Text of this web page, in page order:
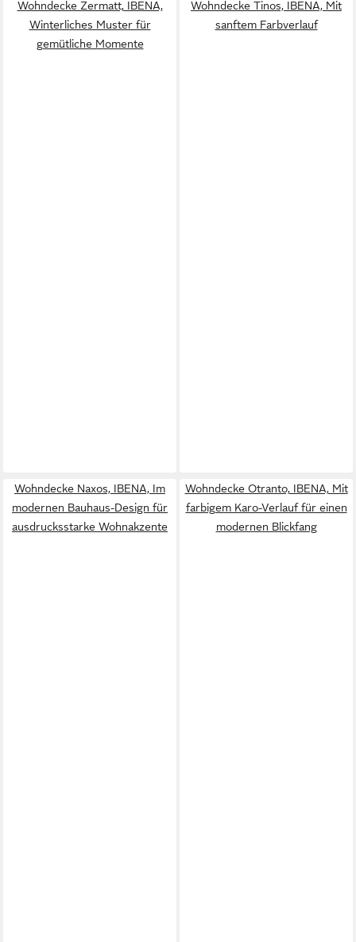
Wohndecke Zermatt, IBENA,
Winterliches Muster für
gemütliche Momente
Wohndecke Tinos, IBENA, Mit
sanftem Farbverlauf
Wohndecke Naxos, IBENA, Im
modernen Bauhaus-Design für
ausdrucksstarke Wohnakzente
Wohndecke Otranto, IBENA, Mit
farbigem Karo-Verlauf für einen
modernen Blickfang